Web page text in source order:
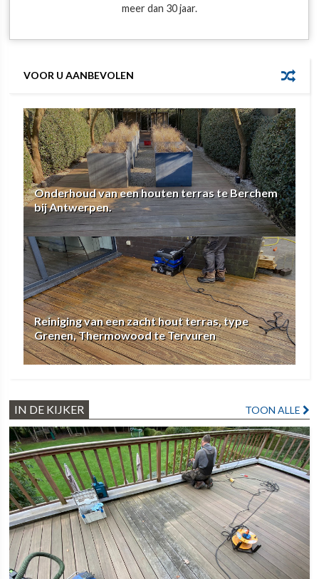
meer dan 30 jaar.
VOOR U AANBEVOLEN
Onderhoud van een houten terras te Berchem
bij Antwerpen.
Reiniging van een zacht hout terras, type
Grenen, Thermowood te Tervuren
IN DE KIJKER TOON ALLE